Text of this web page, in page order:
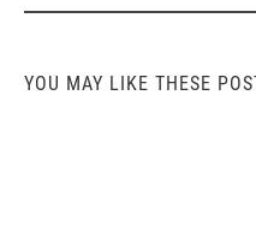
YOU MAY LIKE THESE